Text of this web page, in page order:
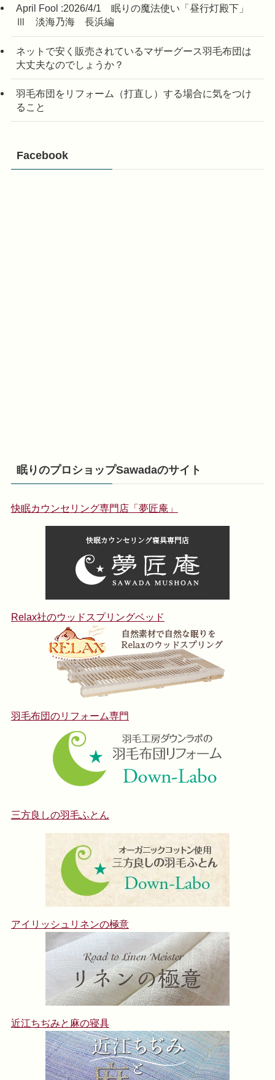
April Fool :2026/4/1 眠りの魔法使い「昼行灯殿下」
Ⅲ 淡海乃海 長浜編
ネットで安く販売されているマザーグース羽毛布団は
大丈夫なのでしょうか？
羽毛布団をリフォーム（打直し）する場合に気をつけ
ること
Facebook
眠りのプロショップSawadaのサイト
快眠カウンセリング専門店「夢匠庵」
Relax社のウッドスプリングベッド
羽毛布団のリフォーム専門
三方良しの羽毛ふとん
アイリッシュリネンの極意
近江ちぢみと麻の寝具